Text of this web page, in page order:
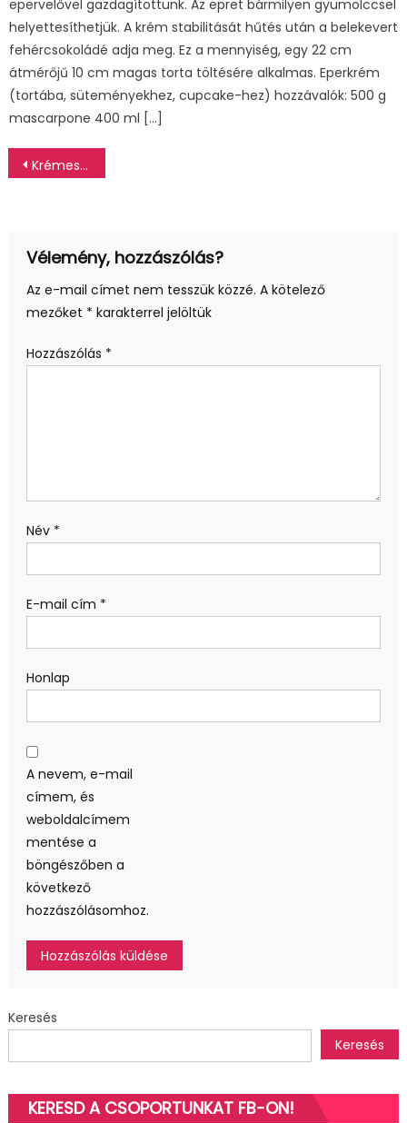
epervelővel gazdagítottunk. Az epret bármilyen gyümölccsel
helyettesíthetjük. A krém stabilitását hűtés után a belekevert
fehércsokoládé adja meg. Ez a mennyiség, egy 22 cm
átmérőjű 10 cm magas torta töltésére alkalmas. Eperkrém
(tortába, süteményekhez, cupcake-hez) hozzávalók: 500 g
mascarpone 400 ml […]
Bejegyzés
Krémes krumplipüré laktózmentesen
Vélemény, hozzászólás?
Az e-mail címet nem tesszük közzé. A kötelező
mezőket * karakterrel jelöltük
Hozzászólás *
Név *
E-mail cím *
Honlap
A nevem, e-mail
címem, és
weboldalcímem
mentése a
böngészőben a
következő
hozzászólásomhoz.
Keresés
Keresés
KERESD A CSOPORTUNKAT FB-ON!